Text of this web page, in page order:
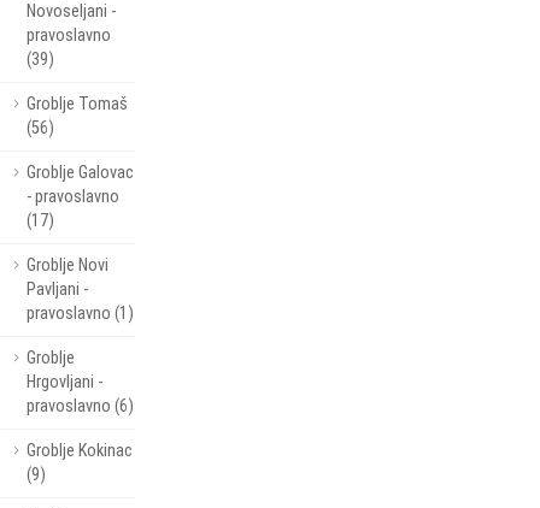
Novoseljani -
pravoslavno
(39)
Groblje Tomaš
(56)
Groblje Galovac
- pravoslavno
(17)
Groblje Novi
Pavljani -
pravoslavno (1)
Groblje
Hrgovljani -
pravoslavno (6)
Groblje Kokinac
(9)